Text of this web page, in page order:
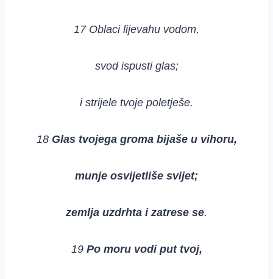
17 Oblaci lijevahu vodom,
svod ispusti glas;
i strijele tvoje poletješe.
18 Glas tvojega groma bijaše u vihoru,
munje osvijetliše svijet;
zemlja uzdrhta i zatrese se.
19 Po moru vodi put tvoj,